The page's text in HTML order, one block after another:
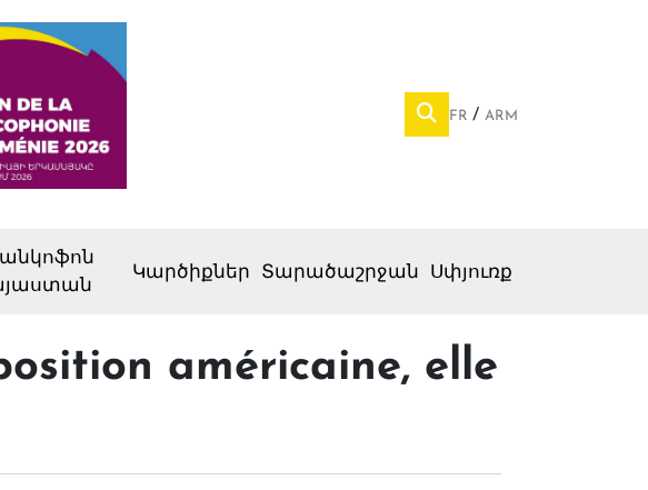
FR ARM
Կարծիքներ Տարածաշրջան Սփյուռք
américaine, elle